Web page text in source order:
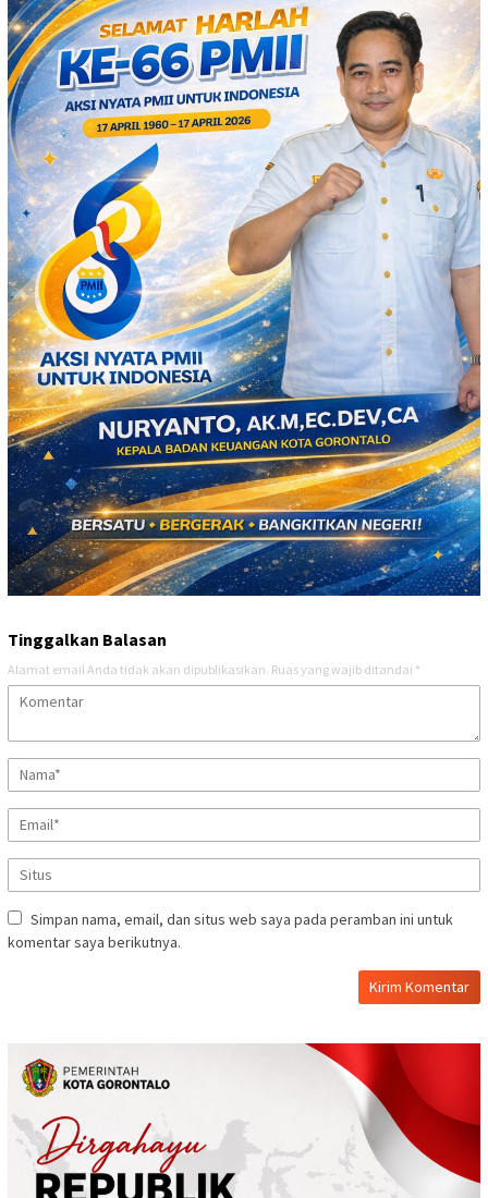
Tinggalkan Balasan
Alamat email Anda tidak akan dipublikasikan. Ruas yang wajib ditandai *
Simpan nama, email, dan situs web saya pada peramban ini untuk
komentar saya berikutnya.